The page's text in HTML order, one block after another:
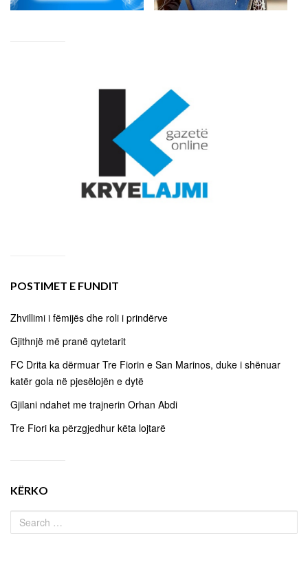
POSTIMET E FUNDIT
Zhvillimi i fëmijës dhe roli i prindërve
Gjithnjë më pranë qytetarit
FC Drita ka dërmuar Tre Fiorin e San Marinos, duke i shënuar
katër gola në pjesëlojën e dytë
Gjilani ndahet me trajnerin Orhan Abdi
Tre Fiori ka përzgjedhur këta lojtarë
KËRKO